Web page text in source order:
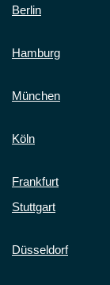
Berlin
Hamburg
München
Köln
Frankfurt
Stuttgart
Düsseldorf